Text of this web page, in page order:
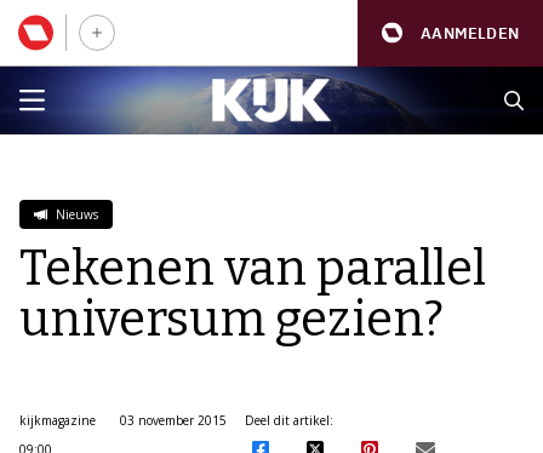
AANMELDEN
Nieuws
Tekenen van parallel
universum gezien?
kijkmagazine
03 november 2015
09:00
Deel dit artikel: